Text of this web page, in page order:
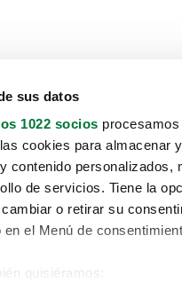
sus datos
1022 socios
cookies para almacenar
contenido personalizados,
de servicios. Tiene la
o retirar su
el Menú de
quisiéramos: